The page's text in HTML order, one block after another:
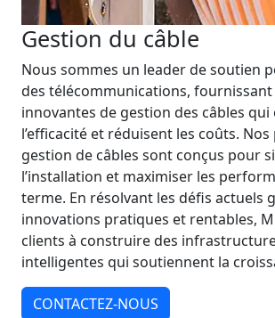
Gestion du câble
Nous sommes un leader de soutien
des télécommunications,
innovantes de gestion des câbles
l’efficacité et réduisent les coûts.
gestion de câbles sont conçus pour
l’installation et maximiser les
terme. En résolvant les défis actuels
innovations pratiques et rentables,
clients à construire des
intelligentes qui soutiennent la
CONTACTEZ-NOUS